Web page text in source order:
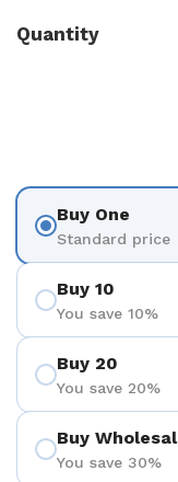
Quantity
Buy One
Standard price
Buy 10
You save 10%
Buy 20
You save 20%
Buy
You save 30%